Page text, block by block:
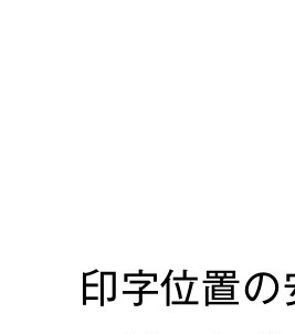
印字位置